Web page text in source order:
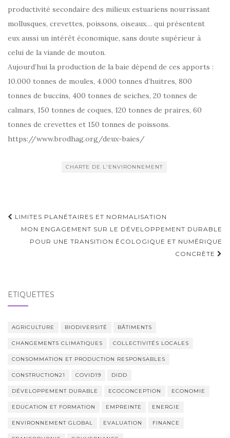
productivité secondaire des milieux estuariens nourrissant
mollusques, crevettes, poissons, oiseaux… qui présentent
eux aussi un intérêt économique, sans doute supérieur à
celui de la viande de mouton.
Aujourd’hui la production de la baie dépend de ces apports :
10.000 tonnes de moules, 4.000 tonnes d’huitres, 800
tonnes de buccins, 400 tonnes de seiches, 20 tonnes de
calmars, 150 tonnes de coques, 120 tonnes de praires, 60
tonnes de crevettes et 150 tonnes de poissons.
https://www.brodhag.org/deux-baies/
CHARTE DE L'ENVIRONNEMENT
Navigation
d'article
LIMITES PLANÉTAIRES ET NORMALISATION
MON ENGAGEMENT SUR LE DÉVELOPPEMENT DURABLE
POUR UNE TRANSITION ÉCOLOGIQUE ET NUMÉRIQUE
CONCRÈTE
ÉTIQUETTES
AGRICULTURE BIODIVERSITÉ BÂTIMENTS
CHANGEMENTS CLIMATIQUES COLLECTIVITÉS LOCALES
CONSOMMATION ET PRODUCTION RESPONSABLES
CONSTRUCTION21 COVID19 DIDD
DÉVELOPPEMENT DURABLE ECOCONCEPTION ECONOMIE
EDUCATION ET FORMATION EMPREINTE ENERGIE
ENVIRONNEMENT GLOBAL EVALUATION FINANCE